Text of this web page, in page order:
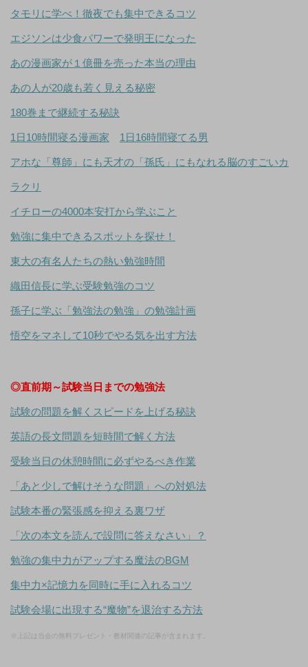
タモリに学べ！徹夜でも集中できるコツ
エジソンは少食パワーで発明王になった
あの漫画家が１億冊を売った本当の理由
あの人が20歳も若く見える秘密
180巻まで継続する秘訣
1日10時間寝る漫画家 1日16時間寝てる男
アホな「尊師」にも天才の「孫氏」にもなれる脳のすごいカ
ラクリ
イチローの4000本安打から学ぶこと
勉強に集中できるスポットを探せ！
東大の有名人たちの熱い勉強時間
織田信長に学ぶ受験勉強のコツ
孫子に学ぶ「勉強法の勉強」の勉強計画
悟空をマネして10秒でやる気を出す方法
◎直前期～試験当日までの勉強法
試験の問題を解くスピードを上げる秘訣
英語の長文問題を短時間で解く方法
受験当日の休憩時間に必ずやるべき作業
「あと少しで解けそうな問題」への対処法
試験本番の緊張感を抑える裏ワザ
「次の本文を読んで設問に答えなさい」？
勉強の集中力がアップする魔法のBGM
集中力×記憶力を同時に手に入れるコツ
試験会場に出現する“魔物”を退治する方法
※上記は当会の無料プレゼント・教材関連の記事が含まれます。